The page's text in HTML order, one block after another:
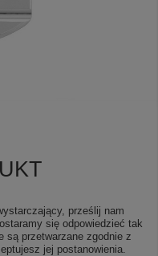
prześlij nam
się odpowiedzieć tak
są przetwarzane zgodnie z
jej postanowienia.